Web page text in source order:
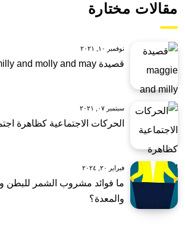
مقالات مختارة
نوفمبر ١٠, ٢٠٢١
قصيدة maggie and milly and molly and may
سبتمبر ٠٧, ٢٠٢١
الحركات الاجتماعية كظاهرة
فبراير ٢٠, ٢٠٢٤
ما فوائد مشروب الشمر للبطن
والمعدة؟